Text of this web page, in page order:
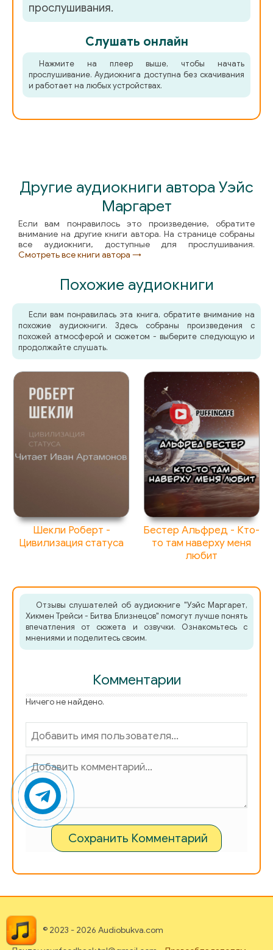
03_03_01
03_03_02
03_03_03
03_04_01
03_06_03
03_07_01
03_08_01
03_08_02
03_09_01
03_09_02
03_09_03
03_11_03
03_12_03
03_13_01
03_14_02
03_15_01
03_16_01
03_16_02
прослушивания.
Слушать онлайн
Нажмите на плеер выше, чтобы начать
прослушивание. Аудиокнига доступна без скачивания
и работает на любых устройствах.
Другие аудиокниги автора Уэйс
Маргарет
Если вам понравилось это произведение, обратите
внимание на другие книги автора. На странице собраны
все аудиокниги, доступные для прослушивания.
Смотреть все книги автора →
Похожие аудиокниги
Если вам понравилась эта книга, обратите внимание на
похожие аудиокниги. Здесь собраны произведения с
похожей атмосферой и сюжетом - выберите следующую и
продолжайте слушать.
Шекли Роберт -
Цивилизация статуса
Бестер Альфред - Кто-
то там наверху меня
любит
Отзывы слушателей об аудиокниге "Уэйс Маргарет,
Хикмен Трейси - Битва Близнецов" помогут лучше понять
впечатления от сюжета и озвучки. Ознакомьтесь с
мнениями и поделитесь своим.
Комментарии
Ничего не найдено.
Сохранить Комментарий
© 2023 - 2026 Audiobukva.com